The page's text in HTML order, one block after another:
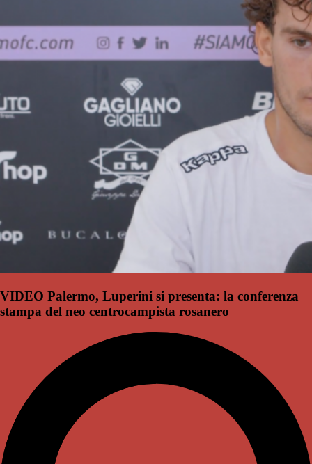
VIDEO Palermo, Luperini si presenta: la conferenza
stampa del neo centrocampista rosanero